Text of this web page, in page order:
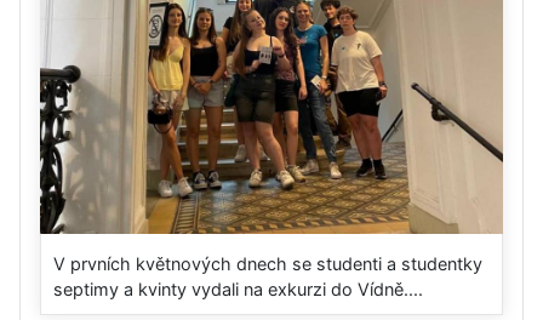
V prvních květnových dnech se studenti a studentky
septimy a kvinty vydali na exkurzi do Vídně....